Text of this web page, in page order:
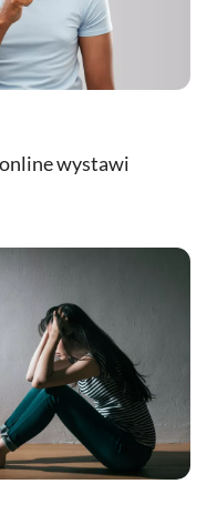
wystawi